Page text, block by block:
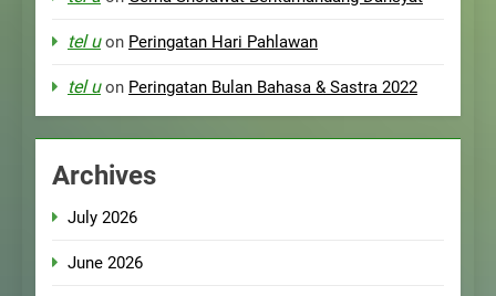
tel uon Peringatan Hari Pahlawan
tel uon Peringatan Bulan Bahasa & Sastra 2022
Archives
July 2026
June 2026